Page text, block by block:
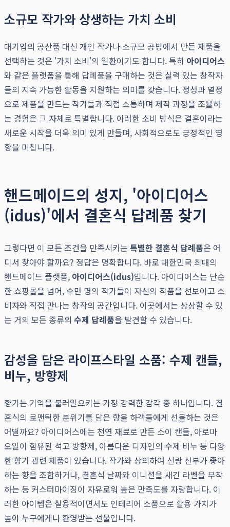
소규모 작가와 상생하는 가치 소비
대기업의 공산품 대신 개인 작가나 소규모 공방에서 만든 제품을
선택하는 것은 '가치 소비'의 일환이기도 합니다. 특히 아이디어스
와 같은 플랫폼을 통해 답례품을 구매하는 것은 실력 있는 창작자
들의 지속 가능한 활동을 지원하는 의미를 갖습니다. 정성과 열정
으로 제품을 만드는 작가들과 직접 소통하며 제작 과정을 조율하
는 경험은 그 자체로 특별합니다. 이러한 소비 방식은 결혼이라는
새로운 시작을 더욱 의미 있게 만들며, 사회적으로도 긍정적인 영
향을 미칩니다.
핸드메이드의 성지, '아이디어스
(idus)'에서 결혼식 답례품 찾기
그렇다면 이 모든 조건을 만족시키는 특별한 결혼식 답례품은 어
디서 찾아야 할까요? 정답은 명확합니다. 바로 대한민국 최대의
핸드메이드 플랫폼, 아이디어스(idus)입니다. 아이디어스는 단순
한 쇼핑몰을 넘어, 수만 명의 작가들이 자신의 작품을 선보이고 소
비자와 직접 만나는 창작의 공간입니다. 이곳에서는 상상할 수 있
는 거의 모든 종류의 수제 답례품을 발견할 수 있습니다.
감성을 담은 라이프스타일 소품: 수제 캔들,
비누, 방향제
향기는 기억을 불러일으키는 가장 강력한 감각 중 하나입니다. 결
혼식의 로맨틱한 분위기를 담은 향을 하객들에게 선물하는 것은
어떨까요? 아이디어스에는 천연 재료로 만든 소이 캔들, 아로마
오일이 함유된 석고 방향제, 아름다운 디자인의 수제 비누 등 다양
한 향기 관련 제품이 있습니다. 작가와 상의하여 신랑 신부가 좋아
하는 향을 조합하거나, 결혼식 날짜와 이니셜을 새긴 라벨을 부착
하는 등 커스터마이징이 자유로워 높은 만족도를 자랑합니다. 이
러한 아이템은 실용적이면서도 인테리어 소품으로 활용 가치가
높아 누구에게나 환영받는 선물입니다.